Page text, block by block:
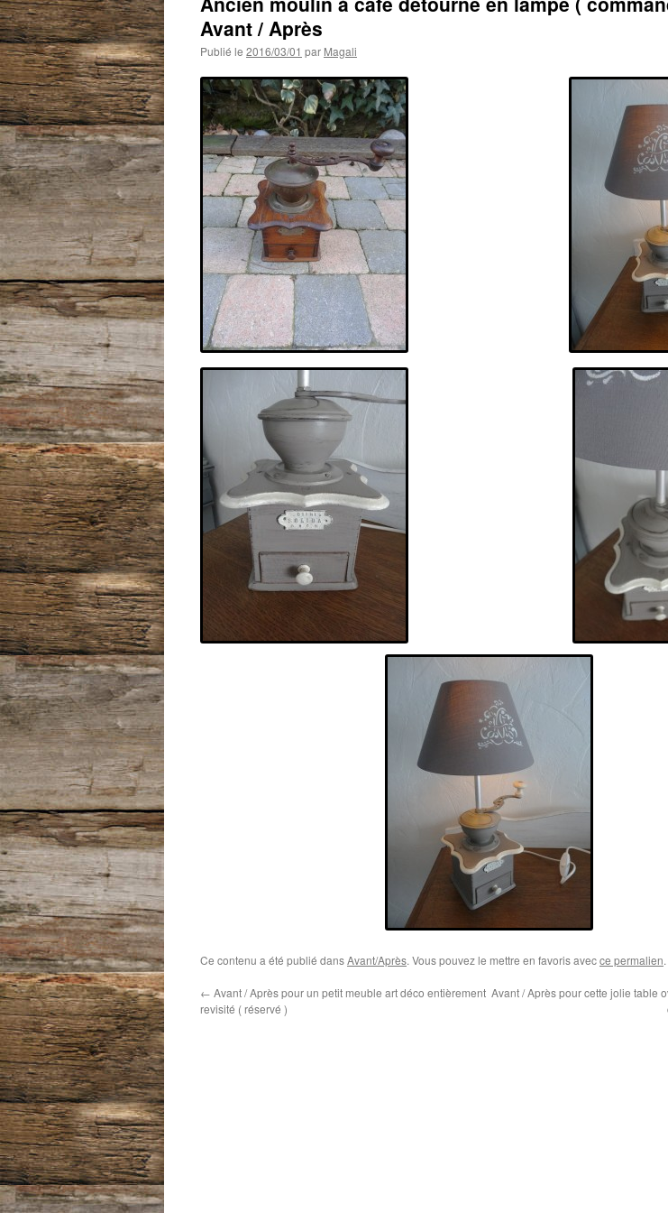
Avant / Après
Publié le 2016/03/01 par Magali
Ce contenu a été publié dansAvant/Après. Vous pouvez le mettre en favoris avecce permalien.
← Avant / Après pour un petit meuble art déco entièrement
revisité ( réservé )
Avant / Après pour cette jolie table